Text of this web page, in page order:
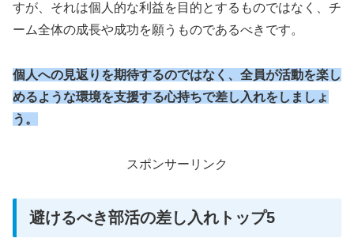
すが、それは個人的な利益を目的とするものではなく、チ
ーム全体の成長や成功を願うものであるべきです。
個人への見返りを期待するのではなく、全員が活動を楽し
めるような環境を支援する心持ちで差し入れをしましょ
う。
スポンサーリンク
避けるべき部活の差し入れトップ5